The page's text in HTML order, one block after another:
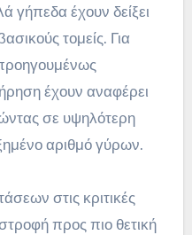
γήπεδα έχουν δείξει
τομείς. Για
έχουν αναφέρει
σε υψηλότερη
αριθμό γύρων.
στις κριτικές
προς πιο θετική